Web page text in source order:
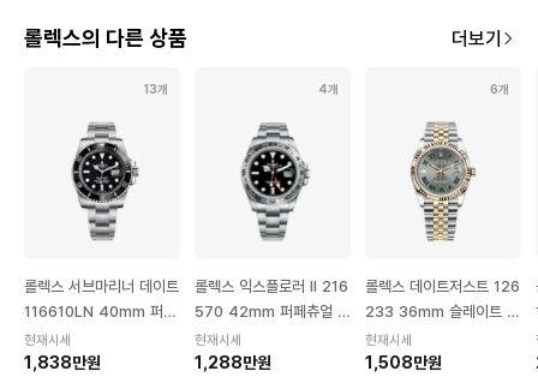
롤렉스의 다른 상품 더보기
13개
롤렉스 서브마리너 데이트
116610LN 40mm 퍼페
츄얼 스틸 블랙 오이스터
현재시세
1,838만원
4개
롤렉스 익스플로러 II 216
570 42mm 퍼페츄얼 스
틸 블랙 오이스터
현재시세
1,288만원
6개
롤렉스 데이트저스트 126
233 36mm 슬레이트 로
만 인덱스 쥬빌리
현재시세
1,508만원